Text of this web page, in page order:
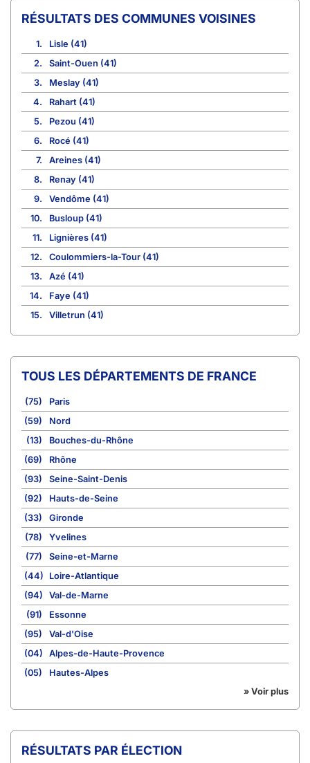
COMMUNES VOISINES
1.
Lisle (41)
2.
Saint-Ouen (41)
3.
Meslay (41)
4.
Rahart (41)
5.
Pezou (41)
6.
Rocé (41)
7.
Areines (41)
8.
Renay (41)
9.
Vendôme (41)
10.
Busloup (41)
11.
Lignières (41)
12.
Coulommiers-la-Tour (41)
13.
Azé (41)
14.
Faye (41)
15.
Villetrun (41)
TOUS LES DÉPARTEMENTS DE FRANCE
(75)
Paris
(59)
Nord
(13)
Bouches-du-Rhône
(69)
Rhône
(93)
Seine-Saint-Denis
(92)
Hauts-de-Seine
(33)
Gironde
(78)
Yvelines
(77)
Seine-et-Marne
(44)
Loire-Atlantique
(94)
Val-de-Marne
(91)
Essonne
(95)
Val-d'Oise
(04)
Alpes-de-Haute-Provence
(05)
Hautes-Alpes
» Voir plus
RÉSULTATS PAR ÉLECTION